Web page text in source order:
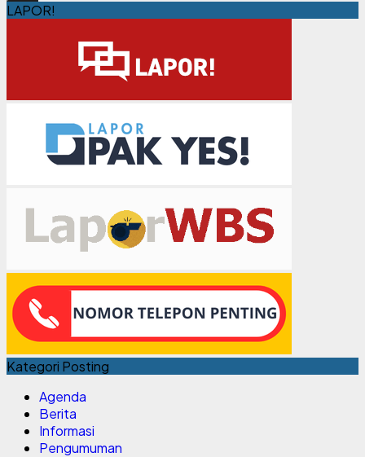
LAPOR!
Kategori Posting
Agenda
Berita
Informasi
Pengumuman